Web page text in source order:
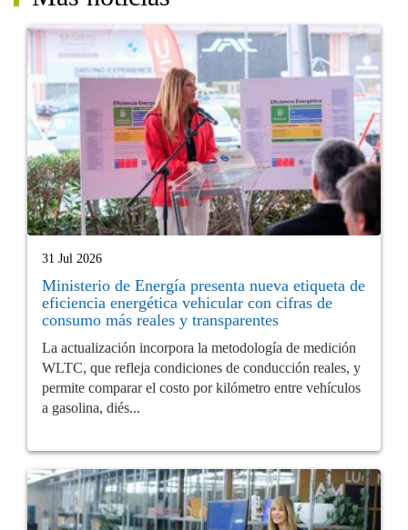
31 Jul 2026
Ministerio de Energía presenta nueva etiqueta de
eficiencia energética vehicular con cifras de
consumo más reales y transparentes
La actualización incorpora la metodología de medición
WLTC, que refleja condiciones de conducción reales, y
permite comparar el costo por kilómetro entre vehículos
a gasolina, diés...